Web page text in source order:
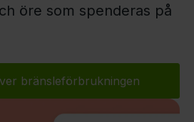
öre som spenderas på
bränsleförbrukningen